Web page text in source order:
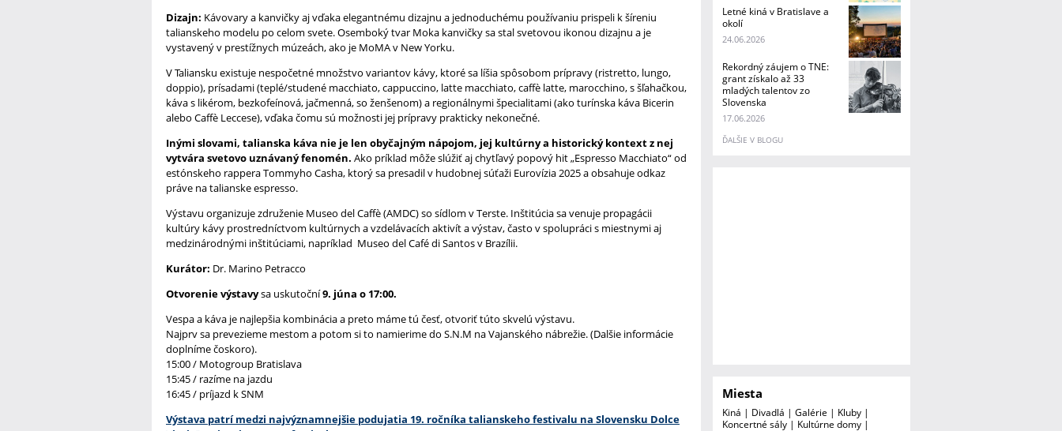
Dizajn: Kávovary a kanvičky aj vďaka elegantnému dizajnu a jednoduchému používaniu prispeli k šíreniu
talianskeho modelu po celom svete. Osemboký tvar Moka kanvičky sa stal svetovou ikonou dizajnu a je
vystavený v prestížnych múzeách, ako je MoMA v New Yorku.
V Taliansku existuje nespočetné množstvo variantov kávy, ktoré sa líšia spôsobom prípravy (ristretto, lungo,
doppio), prísadami (teplé/studené macchiato, cappuccino, latte macchiato, caffè latte, marocchino, s šľahačkou,
káva s likérom, bezkofeínová, jačmenná, so ženšenom) a regionálnymi špecialitami (ako turínska káva Bicerin
alebo Caffè Leccese), vďaka čomu sú možnosti jej prípravy prakticky nekonečné.
Inými slovami, talianska káva nie je len obyčajným nápojom, jej kultúrny a historický kontext z nej
vytvára svetovo uznávaný fenomén. Ako príklad môže slúžiť aj chytľavý popový hit „Espresso Macchiato“ od
estónskeho rappera Tommyho Casha, ktorý sa presadil v hudobnej súťaži Eurovízia 2025 a obsahuje odkaz
práve na talianske espresso.
Výstavu organizuje združenie Museo del Caffè (AMDC) so sídlom v Terste. Inštitúcia sa venuje propagácii
kultúry kávy prostredníctvom kultúrnych a vzdelávacích aktivít a výstav, často v spolupráci s miestnymi aj
medzinárodnými inštitúciami, napríklad Museo del Café di Santos v Brazílii.
Kurátor: Dr. Marino Petracco
Otvorenie výstavysa uskutoční9. júna o 17:00.
Vespa a káva je najlepšia kombinácia a preto máme tú česť, otvoriť túto skvelú výstavu.
Najprv sa prevezieme mestom a potom si to namierime do S.N.M na Vajanského nábrežie. (Dalšie informácie
doplníme čoskoro).
15:00 / Motogroup Bratislava
15:45 / razíme na jazdu
16:45 / príjazd k SNM
Výstava patrí medzi najvýznamnejšie podujatia 19. ročníka talianskeho festivalu na Slovensku Dolce
Letné kiná v Bratislave a
okolí
24.06.2026
Rekordný záujem o TNE:
grant získalo až 33
mladých talentov zo
Slovenska
17.06.2026
ĎALŠIE V BLOGU
Miesta
Kiná | Divadlá | Galérie | Kluby |
Koncertné sály | Kultúrne domy |